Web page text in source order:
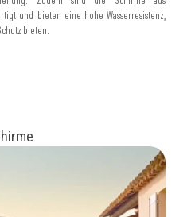
und bieten eine hohe Wasserresistenz,
bieten.